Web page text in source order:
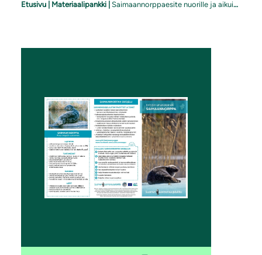
Etusivu Materiaalipankki Saimaannorppaesite nuorille ja aikuisille